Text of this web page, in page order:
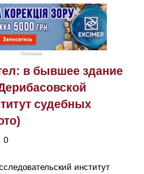
Реклама
в бывшее здание
судебных
институт